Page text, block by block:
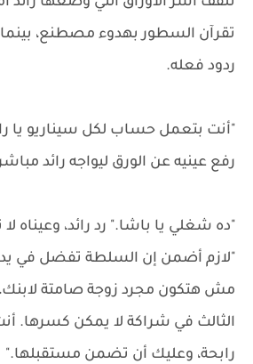
تقرآن السطور بهدوء مصطنع، بينما
ردود فعله.
"أنت بتعمل حساب لكل سيناريو يا
رفع عينيه عن الورق ليواجه رائد
"ده شغلي يا باشا." رد رائد، وعيناه
"لازم أضمن إن السلطة تفضل في يد
مش هتكون مجرد زوجة صامتة
الثالث في شراكة لا يمكن كسرها.
رابحة، وعليك أن تضمن مستقبلها."